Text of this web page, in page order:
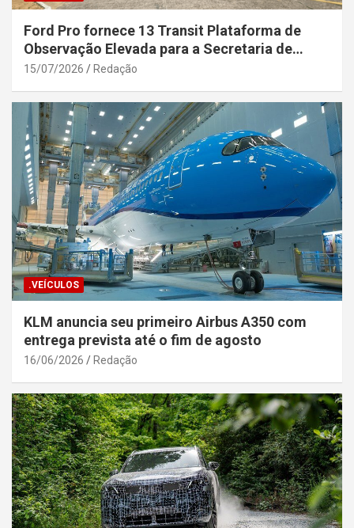
Ford Pro fornece 13 Transit Plataforma de
Observação Elevada para a Secretaria de
Segurança Pública da Bahia
15/07/2026 Redação
.VEÍCULOS
KLM anuncia seu primeiro Airbus A350 com
entrega prevista até o fim de agosto
16/06/2026 Redação